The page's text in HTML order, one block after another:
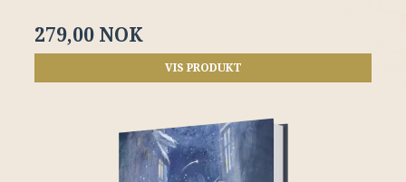
279,00 NOK
VIS PRODUKT